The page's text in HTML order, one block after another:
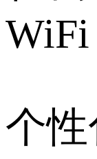
WiFi
个